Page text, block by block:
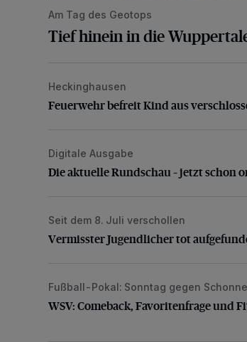
Am Tag des Geotops
Tief hinein in die
Feuerwehr befreit Kind aus
Heckinghausen
Feuerwehr befreit Kind aus
Die aktuelle Rundschau – jetzt schon
Digitale Ausgabe
Die aktuelle Rundschau – jetzt schon
Vermisster Jugendlicher tot aufgefunden
Seit dem 8. Juli verschollen
Vermisster Jugendlicher tot
WSV: Comeback, Favoritenfrage und
Fußball-Pokal: Sonntag gegen
WSV: Comeback, Favoritenfrage und